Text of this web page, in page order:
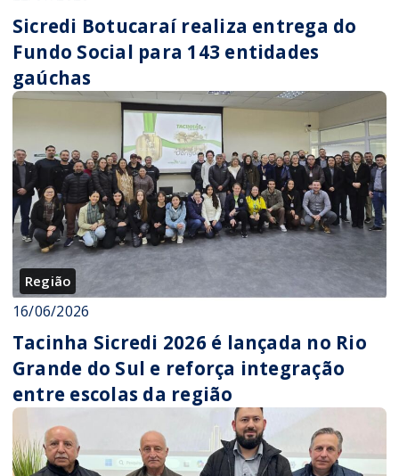
Sicredi Botucaraí realiza entrega do
Fundo Social para 143 entidades
gaúchas
Região
16/06/2026
Tacinha Sicredi 2026 é lançada no Rio
Grande do Sul e reforça integração
entre escolas da região